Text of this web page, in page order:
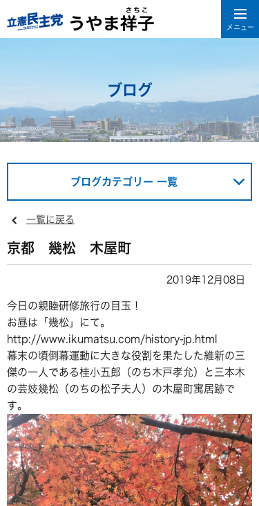
ブログ
ブログカテゴリー 一覧
一覧に戻る
京都 幾松 木屋町
2019年12月08日
今日の親睦研修旅行の目玉！
お昼は「幾松」にて。
http://www.ikumatsu.com/history-jp.html
幕末の頃倒幕運動に大きな役割を果たした維新の三
傑の一人である桂小五郎（のち木戸孝允）と三本木
の芸妓幾松（のちの松子夫人）の木屋町寓居跡で
す。